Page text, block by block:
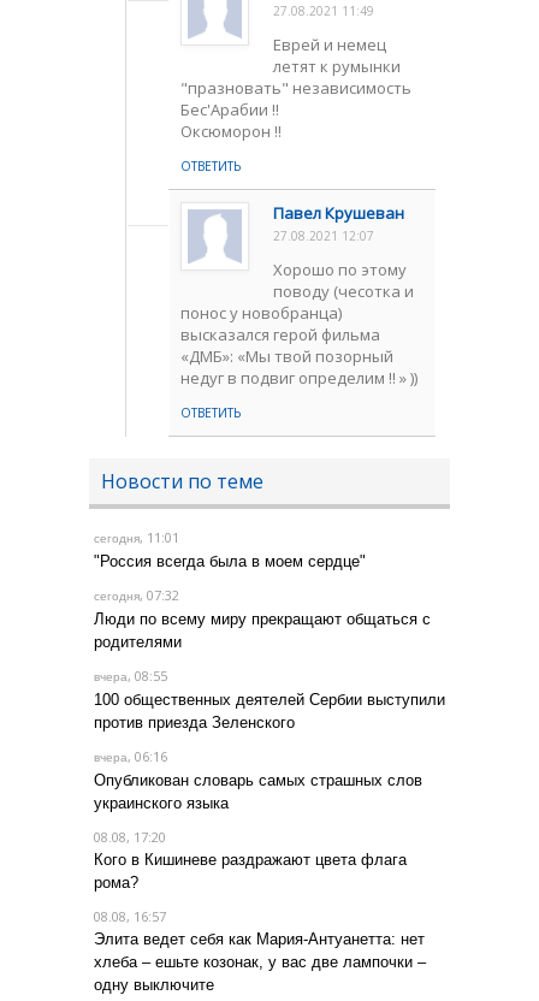
27.08.2021 11:49
Еврей и немец
летят к румынки
"празновать" независимость
Бес'Арабии !!
Оксюморон !!
ОТВЕТИТЬ
Павел Крушеван
27.08.2021 12:07
Хорошо по этому
поводу (чесотка и
понос у новобранца)
высказался герой фильма
«ДМБ»: «Мы твой позорный
недуг в подвиг определим !! » ))
ОТВЕТИТЬ
Новости по теме
сегодня, 11:01
"Россия всегда была в моем сердце"
сегодня, 07:32
Люди по всему миру прекращают общаться с
родителями
вчера, 08:55
100 общественных деятелей Сербии выступили
против приезда Зеленского
вчера, 06:16
Опубликован словарь самых страшных слов
украинского языка
08.08, 17:20
Кого в Кишиневе раздражают цвета флага
рома?
08.08, 16:57
Элита ведет себя как Мария-Антуанетта: нет
хлеба – ешьте козонак, у вас две лампочки –
одну выключите